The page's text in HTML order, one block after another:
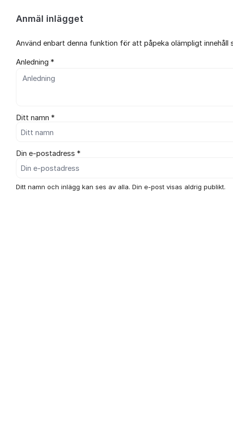
Anmäl inlägget
Använd enbart denna funktion för att påpeka olämpligt
Anledning *
Ditt namn *
Din e-postadress *
Ditt namn och inlägg kan ses av alla. Din e-post visas aldrig publikt.